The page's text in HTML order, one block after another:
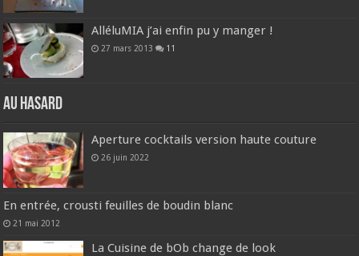
AlléluMIA j’ai enfin pu y manger !
27 mars 2013 11
Au hasard
Aperture cocktails version haute couture
26 juin 2022
En entrée, crousti feuilles de boudin blanc
21 mai 2012
La Cuisine de bOb change de look